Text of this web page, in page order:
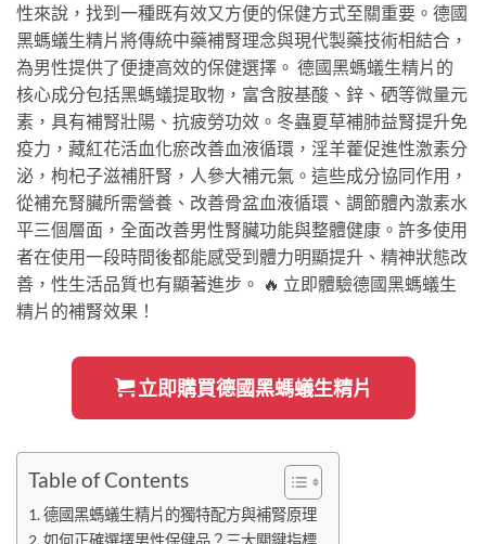
性來說，找到一種既有效又方便的保健方式至關重要。德國
黑螞蟻生精片將傳統中藥補腎理念與現代製藥技術相結合，
為男性提供了便捷高效的保健選擇。 德國黑螞蟻生精片的
核心成分包括黑螞蟻提取物，富含胺基酸、鋅、硒等微量元
素，具有補腎壯陽、抗疲勞功效。冬蟲夏草補肺益腎提升免
疫力，藏紅花活血化瘀改善血液循環，淫羊藿促進性激素分
泌，枸杞子滋補肝腎，人參大補元氣。這些成分協同作用，
從補充腎臟所需營養、改善骨盆血液循環、調節體內激素水
平三個層面，全面改善男性腎臟功能與整體健康。許多使用
者在使用一段時間後都能感受到體力明顯提升、精神狀態改
善，性生活品質也有顯著進步。 🔥 立即體驗德國黑螞蟻生
精片的補腎效果！
立即購買德國黑螞蟻生精片
Table of Contents
德國黑螞蟻生精片的獨特配方與補腎原理
如何正確選擇男性保健品？三大關鍵指標